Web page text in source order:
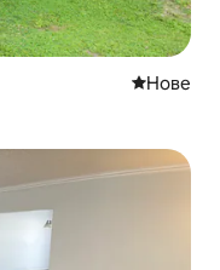
Нове
Нове